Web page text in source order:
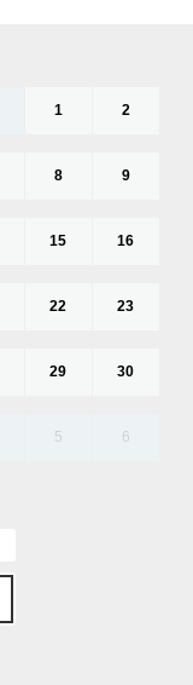
1 2
8 9
15 16
22 23
29 30
5 6